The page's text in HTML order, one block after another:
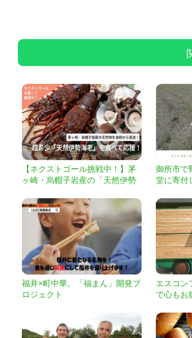
【ネクストゴール挑戦中！】茅
ヶ崎・烏帽子岩産の「天然伊勢
ら獲れたて直送］
御所市で
堂に寄付
福井×町中華。「福まん」開発プ
ロジェクト
エスコン
で心もお